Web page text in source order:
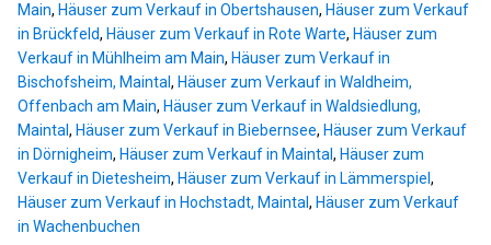
Main, Häuser zum Verkauf in Obertshausen, Häuser zum Verkauf
in Brückfeld, Häuser zum Verkauf in Rote Warte, Häuser zum
Verkauf in Mühlheim am Main, Häuser zum Verkauf in
Bischofsheim, Maintal, Häuser zum Verkauf in Waldheim,
Offenbach am Main, Häuser zum Verkauf in Waldsiedlung,
Maintal, Häuser zum Verkauf in Biebernsee, Häuser zum Verkauf
in Dörnigheim, Häuser zum Verkauf in Maintal, Häuser zum
Verkauf in Dietesheim, Häuser zum Verkauf in Lämmerspiel ,
Häuser zum Verkauf in Hochstadt, Maintal, Häuser zum Verkauf
in Wachenbuchen